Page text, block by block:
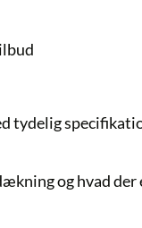
tydelig
og hvad der